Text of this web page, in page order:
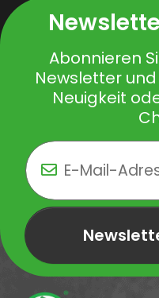
Abonnieren
Newsletter
Neuigkeit
Newsletter Newsletter